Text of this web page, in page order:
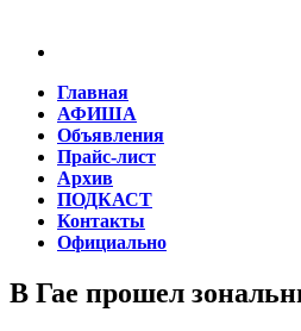
Главная
АФИША
Объявления
Прайс-лист
Архив
ПОДКАСТ
Контакты
Официально
В Гае прошел